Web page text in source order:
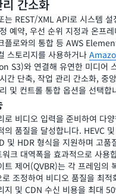
간소화
는 REST/XML API로 시스템 설
예약, 우선 순위 지정과 온프
플로와의 통합 등 AWS
스토리지를 사용하거나
S3)와 연결해 유연한 미디어
간 단축, 작업 관리 간소화, 중
및 컨트롤 통합 옵션을 선택합
로 비디오 입력을 준비하여 다
의 품질을 달성합니다. HEVC
및 HDR 형식을 지원하며 고품
크 대역폭을 효과적으로 사용
트 제어(QVBR)는 각 프레임의
조정하여 비디오 품질을 최적
지 및 CDN 수신 비용을 최대